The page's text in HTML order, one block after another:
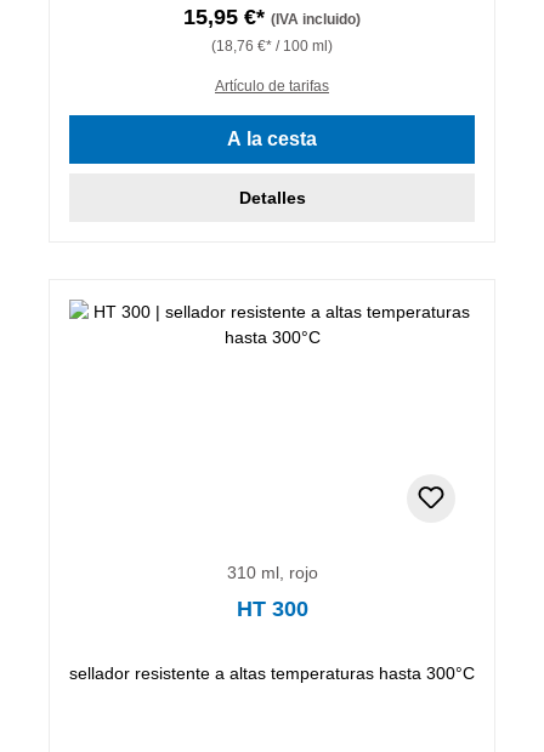
15,95 €* (IVA incluido)
(18,76 €* / 100 ml)
Artículo de tarifas
A la cesta
Detalles
310 ml, rojo
HT 300
sellador resistente a altas temperaturas hasta 300°C